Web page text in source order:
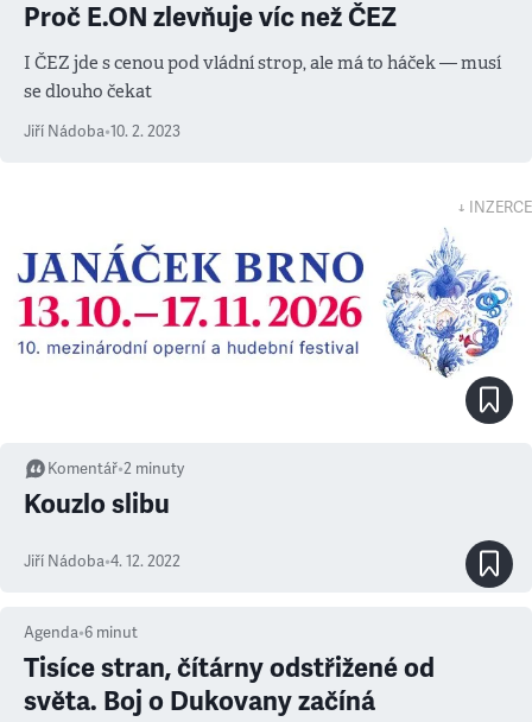
Proč E.ON zlevňuje víc než ČEZ
I ČEZ jde s cenou pod vládní strop, ale má to háček — musí
se dlouho čekat
Jiří Nádoba•10. 2. 2023
↓ INZERCE
Komentář•2 minuty
Kouzlo slibu
Jiří Nádoba•4. 12. 2022
Agenda•6 minut
Tisíce stran, čítárny odstřižené od
světa. Boj o Dukovany začíná